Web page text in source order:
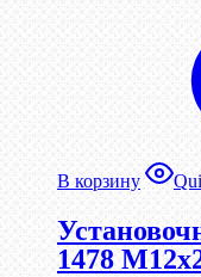
В корзину
1478